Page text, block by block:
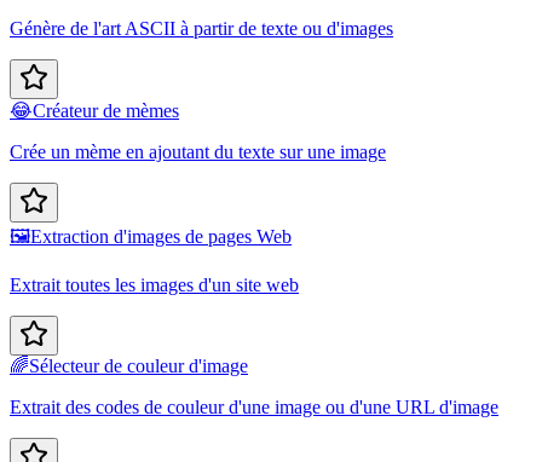
Génère de l'art ASCII à partir de texte ou d'images
😂Créateur de mèmes
Crée un mème en ajoutant du texte sur une image
🖼️Extraction d'images de pages Web
Extrait toutes les images d'un site web
🌈Sélecteur de couleur d'image
Extrait des codes de couleur d'une image ou d'une URL d'image